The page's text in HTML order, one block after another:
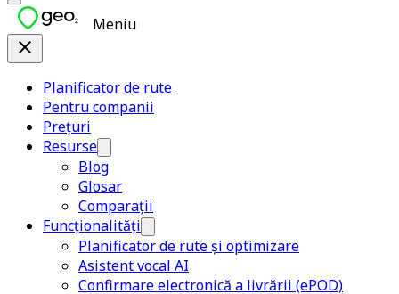
Meniu
Planificator de rute
Pentru companii
Prețuri
Resurse
Blog
Glosar
Comparații
Funcționalități
Planificator de rute și optimizare
Asistent vocal AI
Confirmare electronică a livrării (ePOD)